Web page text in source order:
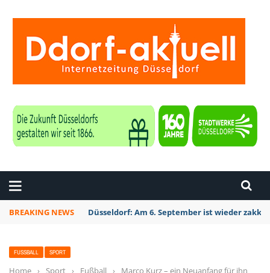
BREAKING NEWS Düsseldorf: Am 6. September ist wieder zakk
FUSSBALL SPORT
Home › Sport › Fußball ›
Marco Kurz – ein Neuanfang für ihn